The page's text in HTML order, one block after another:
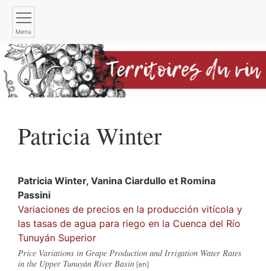
Menu
PatriciaWinter
Patricia Winter, Vanina Ciardullo et Romina
Passini
Variaciones de precios en la producción vitícola y
las tasas de agua para riego en la Cuenca del Río
Tunuyán Superior
Price Variations in Grape Production and Irrigation Water Rates
in the Upper Tunuyán River Basin